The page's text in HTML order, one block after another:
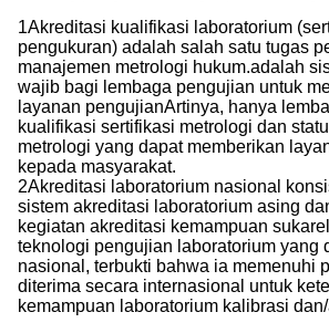
1Akreditasi kualifikasi laboratorium
pengukuran) adalah salah satu tugas
manajemen metrologi hukum.adalah
wajib bagi lembaga pengujian untuk
layanan pengujianArtinya, hanya
kualifikasi sertifikasi metrologi dan
metrologi yang dapat memberikan
kepada masyarakat.
2Akreditasi laboratorium nasional
sistem akreditasi laboratorium asing
kegiatan akreditasi kemampuan
teknologi pengujian laboratorium yang
nasional, terbukti bahwa ia memenuhi
diterima secara internasional untuk
kemampuan laboratorium kalibrasi